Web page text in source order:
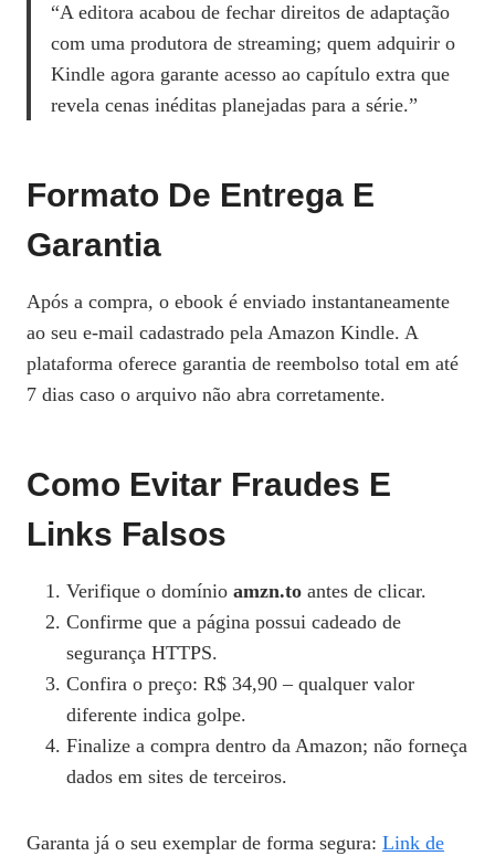
“A editora acabou de fechar direitos de adaptação
com uma produtora de streaming; quem adquirir o
Kindle agora garante acesso ao capítulo extra que
revela cenas inéditas planejadas para a série.”
Formato De Entrega E
Garantia
Após a compra, o ebook é enviado instantaneamente
ao seu e‑mail cadastrado pela Amazon Kindle. A
plataforma oferece garantia de reembolso total em até
7 dias caso o arquivo não abra corretamente.
Como Evitar Fraudes E
Links Falsos
Verifique o domínio amzn.to antes de clicar.
Confirme que a página possui cadeado de
segurança HTTPS.
Confira o preço: R$ 34,90 – qualquer valor
diferente indica golpe.
Finalize a compra dentro da Amazon; não forneça
dados em sites de terceiros.
Garanta já o seu exemplar de forma segura: Link de